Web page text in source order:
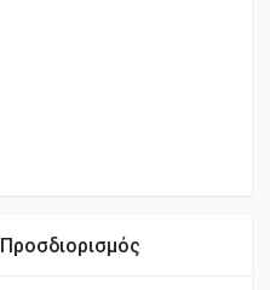
Προσδιορισμός